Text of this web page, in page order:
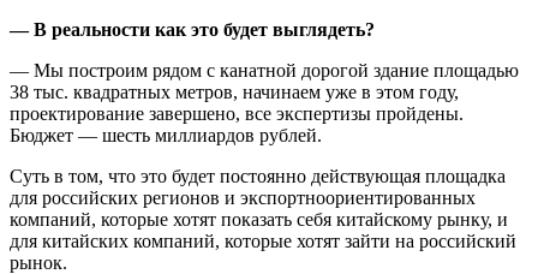
— В реальности как это будет выглядеть?
— Мы построим рядом с канатной дорогой здание площадью
38 тыс. квадратных метров, начинаем уже в этом году,
проектирование завершено, все экспертизы пройдены.
Бюджет — шесть миллиардов рублей.
Суть в том, что это будет постоянно действующая площадка
для российских регионов и экспортноориентированных
компаний, которые хотят показать себя китайскому рынку, и
для китайских компаний, которые хотят зайти на российский
рынок.